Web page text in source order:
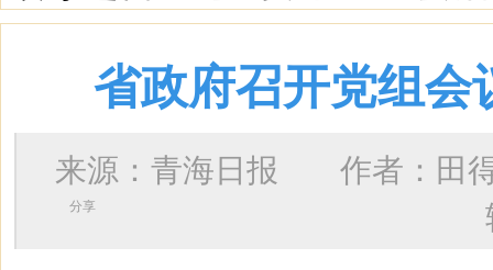
省政府召开党组
来源：青海日报 作者： 田
分享